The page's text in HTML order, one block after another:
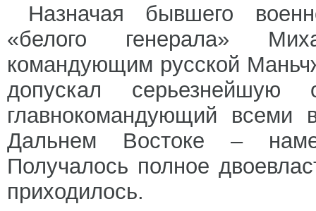
Назначая бывшего
«белого генерала»
командующим русской
допускал
главнокомандующий всеми
Дальнем Востоке –
Получалось полное
приходилось.